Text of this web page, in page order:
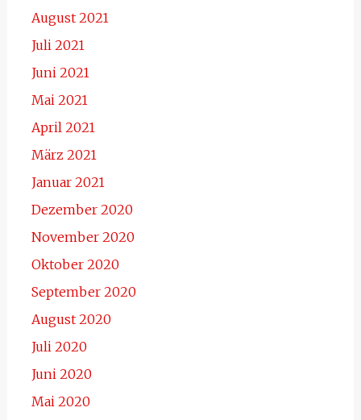
August 2021
Juli 2021
Juni 2021
Mai 2021
April 2021
März 2021
Januar 2021
Dezember 2020
November 2020
Oktober 2020
September 2020
August 2020
Juli 2020
Juni 2020
Mai 2020